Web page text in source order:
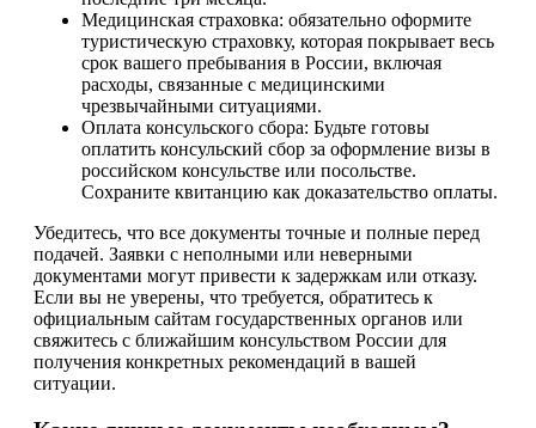
Медицинская страховка: обязательно оформите
туристическую страховку, которая покрывает весь
срок вашего пребывания в России, включая
расходы, связанные с медицинскими
чрезвычайными ситуациями.
Оплата консульского сбора: Будьте готовы
оплатить консульский сбор за оформление визы в
российском консульстве или посольстве.
Сохраните квитанцию как доказательство оплаты.
Убедитесь, что все документы точные и полные перед
подачей. Заявки с неполными или неверными
документами могут привести к задержкам или отказу.
Если вы не уверены, что требуется, обратитесь к
официальным сайтам государственных органов или
свяжитесь с ближайшим консульством России для
получения конкретных рекомендаций в вашей
ситуации.